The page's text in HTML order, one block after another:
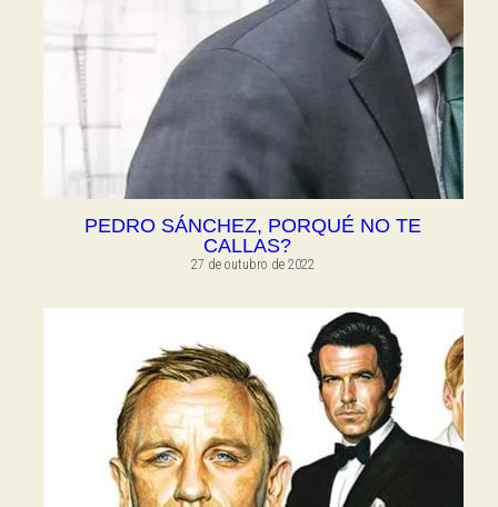
PEDRO SÁNCHEZ, PORQUÉ NO TE
CALLAS?
27 de outubro de 2022